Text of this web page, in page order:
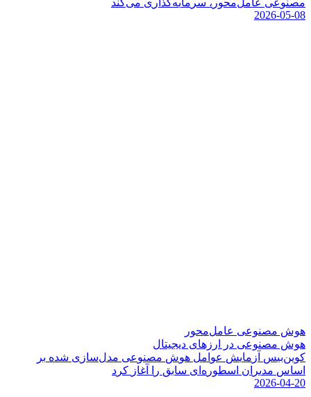
مصنوعی عاملمحور ، سر مایهگذ ر ی میکند
2026-05-08
هوش مصنوعی عامل‌محور
هوش مصنوعی در ارزهای دیجیتال
کوینبیس ز مایش عو مل هوش مصنوعی مدلساز ی شده بر
ساس مدیر ن سطور ه ی سابق ر غاز کر د
2026-04-20